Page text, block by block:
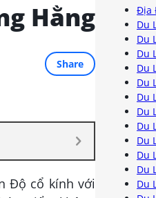
Hằng
Share
Độ cổ kính với
Địa
Du
Du
Du
Du
Du
Du
Du
Du
Du
Du
Du
Du